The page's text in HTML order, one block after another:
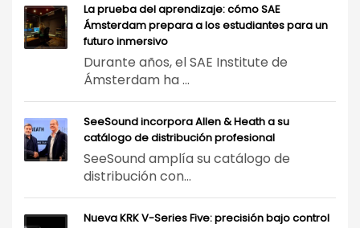
La prueba del aprendizaje: cómo SAE
Ámsterdam prepara a los estudiantes para un
futuro inmersivo
Durante años, el SAE Institute de
Ámsterdam ha ...
SeeSound incorpora Allen & Heath a su
catálogo de distribución profesional
SeeSound amplía su catálogo de
distribución con...
Nueva KRK V-Series Five: precisión bajo control